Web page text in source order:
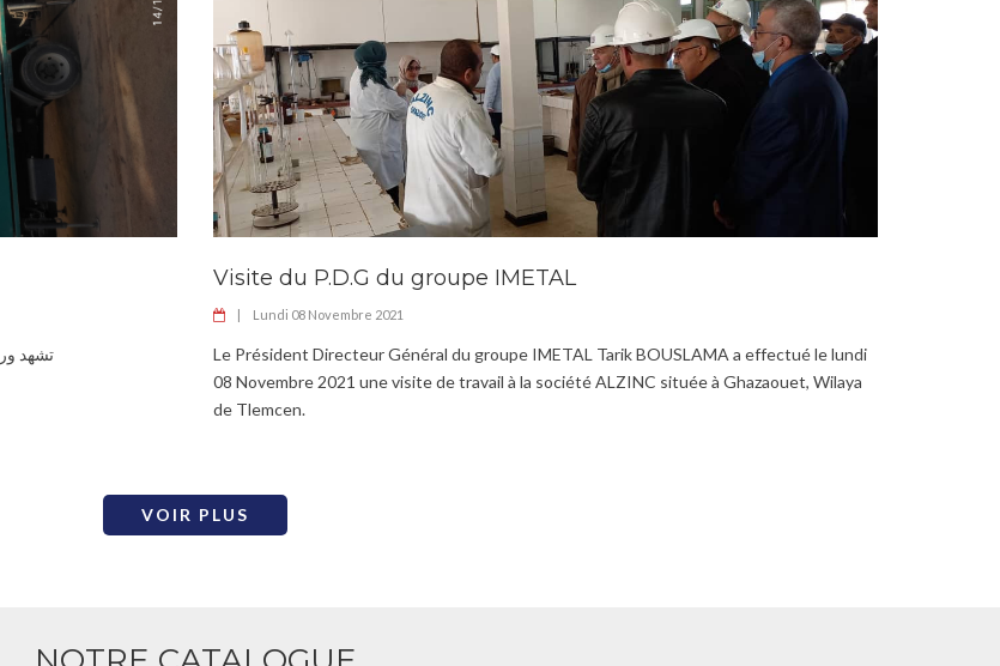
تشهد
Visite du P.D.G du groupe IMETAL
| Lundi 08 Novembre 2021
Le Président Directeur Général du groupe IMETAL Tarik BOUSLAMA a effectué le lundi
08 Novembre 2021 une visite de travail à la société ALZINC située à Ghazaouet, Wilaya
de Tlemcen.
VOIR PLUS